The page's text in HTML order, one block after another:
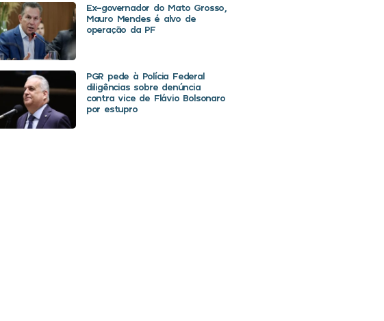
Ex-governador do Mato Grosso,
Mauro Mendes é alvo de
operação da PF
PGR pede à Polícia Federal
diligências sobre denúncia
contra vice de Flávio Bolsonaro
por estupro